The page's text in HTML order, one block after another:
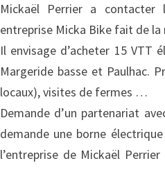
Mickaël Perrier a contacter
entreprise Micka Bike fait de
Il envisage d’acheter 15 VTT
Margeride basse et Paulhac.
locaux), visites de fermes …
Demande d’un partenariat
demande une borne
l’entreprise de Mickaël